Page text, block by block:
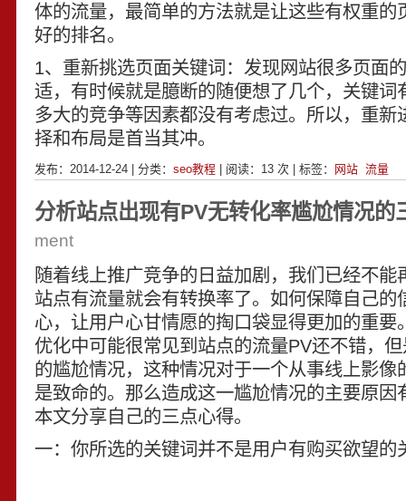
体的流量，最简单的方法就是让这些有权重的
好的排名。
1、重新挑选页面关键词：发现网站很多页面
适，有时候就是臆断的随便想了几个，关键词
多大的竞争等因素都没有考虑过。所以，重新
择和布局是首当其冲。
发布：2014-12-24 | 分类： seo教程| 阅读： 13 次 | 标签： 网站 流量
分析站点出现有PV无转化率尴尬情况的
ment
随着线上推广竞争的日益加剧，我们已经不能
站点有流量就会有转换率了。如何保障自己的
心，让用户心甘情愿的掏口袋显得更加的重要
优化中可能很常见到站点的流量PV还不错，
的尴尬情况，这种情况对于一个从事线上影像
是致命的。那么造成这一尴尬情况的主要原因
本文分享自己的三点心得。
一：你所选的关键词并不是用户有购买欲望的